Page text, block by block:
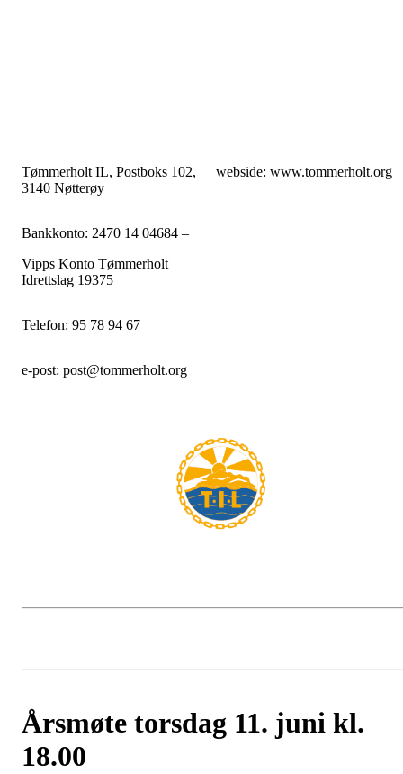
Tømmerholt IL, Postboks 102,
3140 Nøtterøy
webside: www.tommerholt.org
Bankkonto: 2470 14 04684 –
Vipps Konto Tømmerholt
Idrettslag 19375
Telefon: 95 78 94 67
e-post: post@tommerholt.org
Årsmøte torsdag 11. juni kl.
18.00